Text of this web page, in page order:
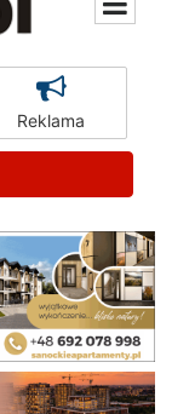
Reklama